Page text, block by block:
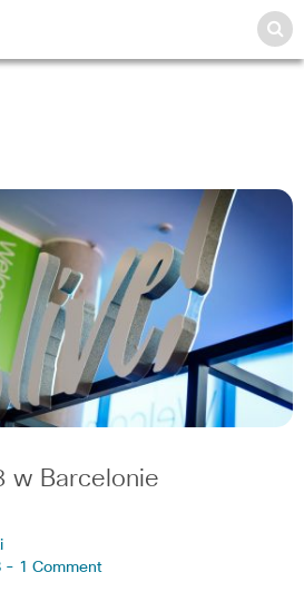
w Barcelonie
- 1 Comment